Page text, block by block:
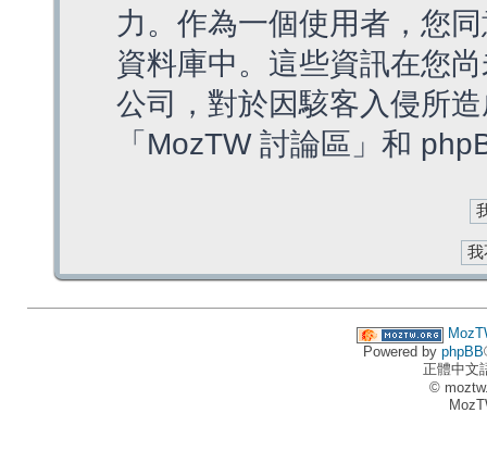
力。作為一個使用者，您
資料庫中。這些資訊在您
公司，對於因駭客入侵所
「MozTW 討論區」和
Powered by phpBB
正體中文
©